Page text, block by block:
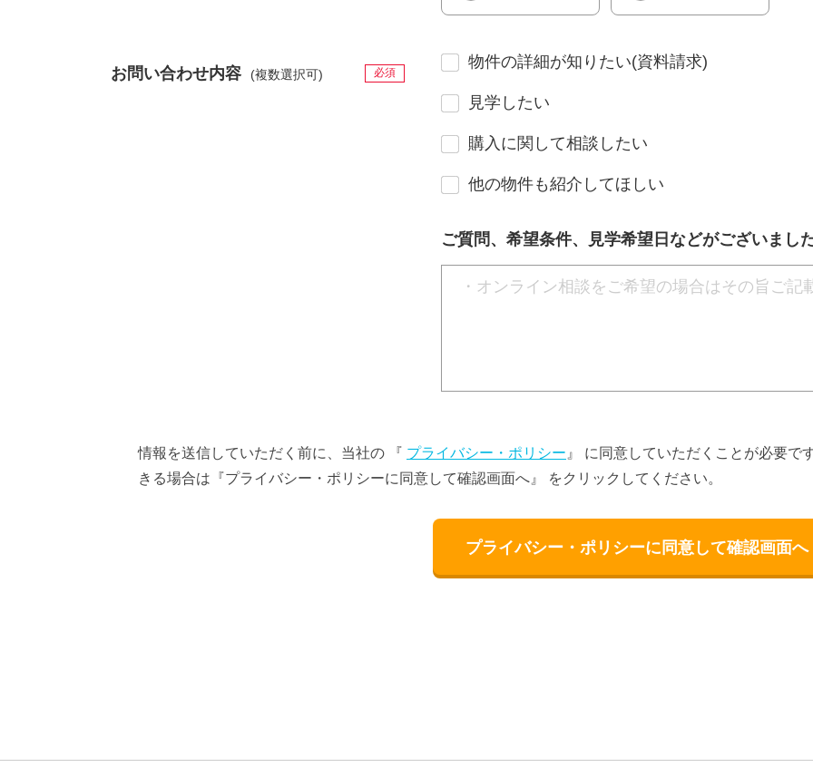
お問い合わせ内容 (複数選択可) 必須
物件の詳細が知りたい(資料請求)
見学したい
購入に関して相談したい
他の物件も紹介してほしい
ご質問、希望条件、見学希望日などがございまし
情報を送信していただく前に、当社の 『 プライバシー・ポリシー 』 に同意していただくことが必要で
きる場合は『プライバシー・ポリシーに同意して確認画面へ』 をクリックしてください。
プライバシー・ポリシーに同意して確認画面へ